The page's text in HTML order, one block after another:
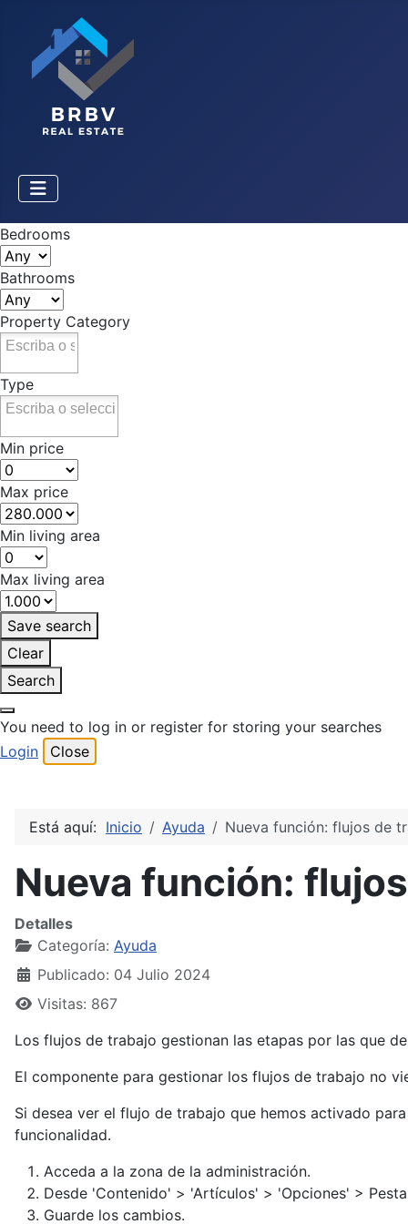
Bedrooms
Bathrooms
Property Category
Type
Min price
Max price
Min living area
Max living area
Save search
Clear
Search
You need to log in or register for storing your searches
Login
Close
Está aquí: Inicio Ayuda Nueva función: flujos de
Nueva función:
Detalles
Categoría: Ayuda
Publicado: 04 Julio 2024
Visitas: 867
Los flujos de trabajo gestionan las etapas por las que
El componente para gestionar los flujos de trabajo no
Si desea ver el flujo de trabajo que hemos activado
funcionalidad.
Acceda a la zona de la administración.
Desde 'Contenido' > 'Artículos' > 'Opciones' >
Guarde los cambios.